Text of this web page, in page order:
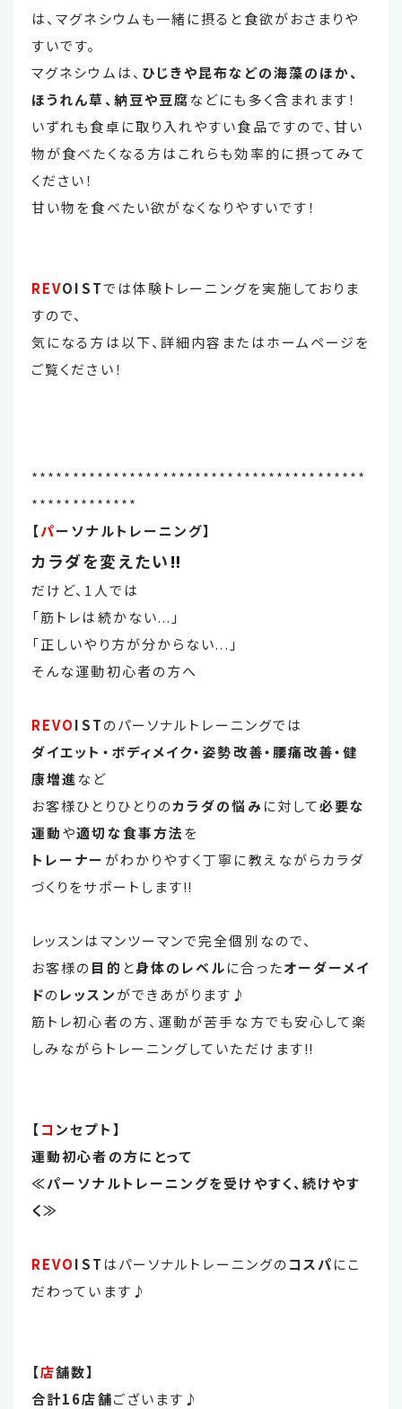
は、マグネシウムも一緒に摂ると食欲がおさまりや
すいです。
マグネシウムは、 ひじきや昆布などの海藻のほか、
ほうれん草、納豆や豆腐などにも多く含まれます！
いずれも食卓に取り入れやすい食品ですので、甘い
物が食べたくなる方はこれらも効率的に摂ってみて
ください！
甘い物を食べたい欲がなくなりやすいです！
REVOISTでは体験トレーニングを実施しておりま
すので、
気になる方は以下、詳細内容またはホームページを
ご覧ください！
*****************************************
*************
【パーソナルトレーニング】
カラダを変えたい‼
だけど、1人では
「筋トレは続かない...」
「正しいやり方が分からない...」
そんな運動初心者の方へ
REVOISTのパーソナルトレーニングでは
ダイエット・ボディメイク・姿勢改善・腰痛改善・健
康増進など
お客様ひとりひとりのカラダの悩みに対して必要な
運動や適切な食事方法を
トレーナー がわかりやすく丁寧に教えながらカラダ
づくりをサポートします‼
レッスンはマンツーマンで完全個別なので、
お客様の目的 と身体のレベルに合ったオーダーメイ
ドのレッスンができあがります♪
筋トレ初心者の方、運動が苦手な方でも安心して楽
しみながらトレーニングしていただけます‼
【コ ンセプト】
運動初心者の方にとって
≪パーソナルトレーニングを受けやすく、続けやす
く≫
REVOIST はパーソナルトレーニングのコスパにこ
だわっています♪
【店舗数】
合計16店舗ございます♪